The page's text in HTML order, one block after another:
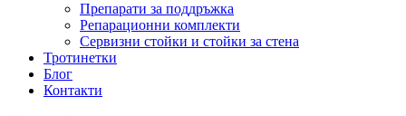
Препарати за поддръжка
Репарационни комплекти
Сервизни стойки и стойки за стена
Тротинетки
Блог
Контакти